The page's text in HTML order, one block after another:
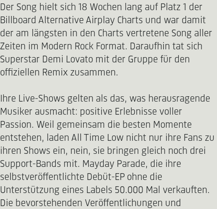
Der Song hielt sich 18 Wochen lang auf Platz 1 der
Billboard Alternative Airplay Charts und war damit
der am längsten in den Charts vertretene Song aller
Zeiten im Modern Rock Format. Daraufhin tat sich
Superstar Demi Lovato mit der Gruppe für den
offiziellen Remix zusammen.
Ihre Live-Shows gelten als das, was herausragende
Musiker ausmacht: positive Erlebnisse voller
Passion. Weil gemeinsam die besten Momente
entstehen, laden All Time Low nicht nur ihre Fans zu
ihren Shows ein, nein, sie bringen gleich noch drei
Support-Bands mit. Mayday Parade, die ihre
selbstveröffentlichte Debüt-EP ohne die
Unterstützung eines Labels 50.000 Mal verkauften.
Die bevorstehenden Veröffentlichungen und